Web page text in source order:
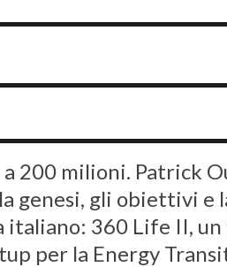
200 milioni. Patrick
genesi, gli obiettivi e
italiano: 360 Life II,
per la Energy